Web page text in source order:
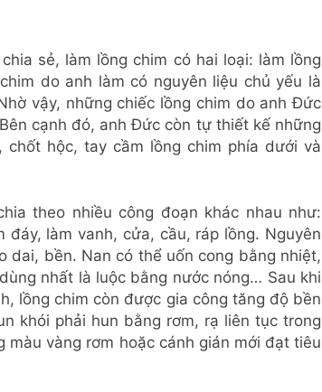
sẻ, làm lồng chim có hai loại: làm lồng
do anh làm có nguyên liệu chủ yếu là
vậy, những chiếc lồng chim do anh Đức
cạnh đó, anh Đức còn tự thiết kế những
hộc, tay cầm lồng chim phía dưới và
theo nhiều công đoạn khác nhau như:
làm vanh, cửa, cầu, ráp lồng. Nguyên
dai, bền. Nan có thể uốn cong bằng nhiệt,
nhất là luộc bằng nước nóng… Sau khi
lồng chim còn được gia công tăng độ bền
khói phải hun bằng rơm, rạ liên tục trong
màu vàng rơm hoặc cánh gián mới đạt tiêu